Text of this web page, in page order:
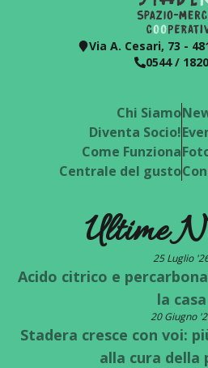
Via A. Cesari, 73 -
0544 /
Chi Siamo
Diventa Socio!
Come Funziona
Centrale del gusto
Ultime
25 Luglio
Acido citrico e
la casa
20 Giugno
Stadera cresce con voi:
alla cura della